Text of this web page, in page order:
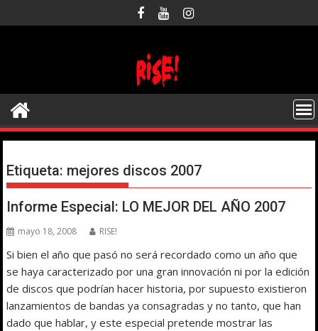
al
Etiqueta: mejores discos 2007
Informe Especial: LO MEJOR DEL AÑO 2007
mayo 18, 2008 RISE!
Si bien el año que pasó no será recordado como un año que
se haya caracterizado por una gran innovación ni por la edición
de discos que podrían hacer historia, por supuesto existieron
lanzamientos de bandas ya consagradas y no tanto, que han
dado que hablar, y este especial pretende mostrar las